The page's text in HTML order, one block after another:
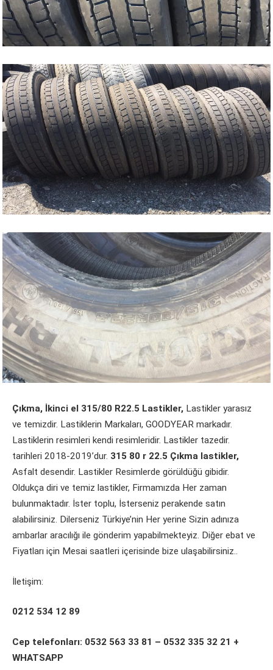
Çıkma, İkinci el 315/80 R22.5 Lastikler, Lastikler yarasız
ve temizdir. Lastiklerin Markaları, GOODYEAR markadır.
Lastiklerin resimleri kendi resimleridir. Lastikler tazedir.
tarihleri 2018-2019’dur. 315 80 r 22.5 Çıkma lastikler,
Asfalt desendir. Lastikler Resimlerde görüldüğü gibidir.
Oldukça diri ve temiz lastikler, Firmamızda Her zaman
bulunmaktadır. İster toplu, İsterseniz perakende satın
alabilirsiniz. Dilerseniz Türkiye’nin Her yerine Sizin adınıza
ambarlar aracılığı ile gönderim yapabilmekteyiz. Diğer ebat ve
Fiyatları için Mesai saatleri içerisinde bize ulaşabilirsiniz..
İletişim:
0212 534 12 89
Cep telefonları: 0532 563 33 81 – 0532 335 32 21 +
WHATSAPP